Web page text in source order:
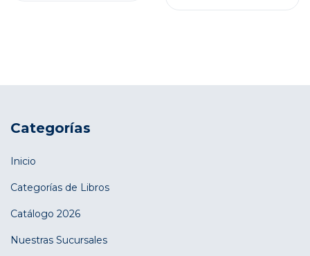
Categorías
Inicio
Categorías de Libros
Catálogo 2026
Nuestras Sucursales